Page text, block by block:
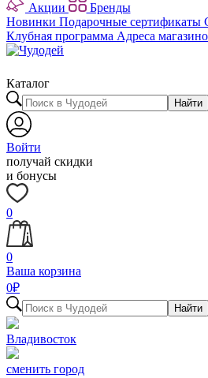
Акции
Бренды
Новинки Подарочные сертификаты
Клубная программа Адреса
Каталог
Найти
Войти
получай скидки
и бонусы
0
0
Ваша корзина
0₽
Найти
Владивосток
сменить город